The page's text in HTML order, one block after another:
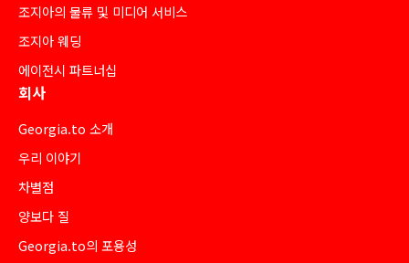
조지아의 물류 및 미디어 서비스
조지아 웨딩
에이전시 파트너십
회사
Georgia.to 소개
우리 이야기
차별점
양보다 질
Georgia.to의 포용성